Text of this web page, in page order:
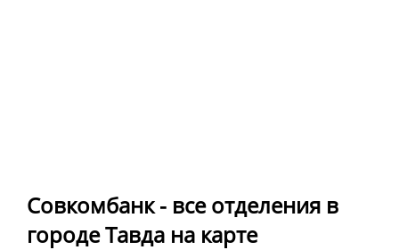
Совкомбанк - все отделения в
городе Тавда на карте